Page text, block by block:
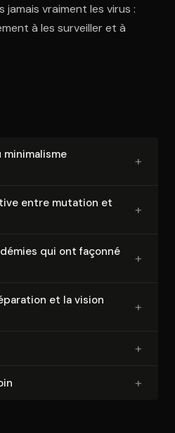
jamais vraiment les virus :
à les surveiller et à
+
entre mutation et
+
qui ont façonné
+
et la vision
+
+
+